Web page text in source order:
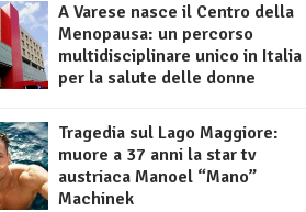
A Varese nasce il Centro della
Menopausa: un percorso
multidisciplinare unico in Italia
per la salute delle donne
Tragedia sul Lago Maggiore:
muore a 37 anni la star tv
austriaca Manoel “Mano”
Machinek